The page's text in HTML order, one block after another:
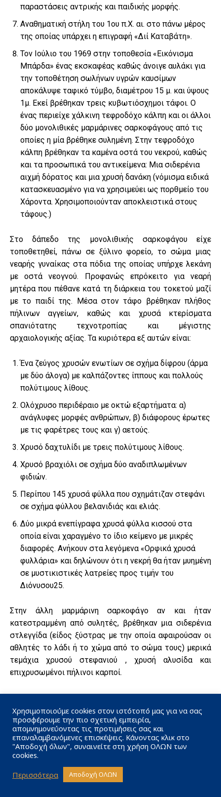
παραστάσεις αντρικής και παιδικής μορφής.
Αναθηματική στήλη του 1ου π.Χ. αι. στο πάνω μέρος
της οποίας υπάρχει η επιγραφή «Διί Καταβάτη».
Τον Ιούλιο του 1969 στην τοποθεσία «Εικόνισμα
Μπάρδα» ένας εκσκαφέας καθώς άνοιγε αυλάκι για
την τοποθέτηση σωλήνων υγρών καυσίμων
αποκάλυψε ταφικό τύμβο, διαμέτρου 15 μ. και ύψους
1μ. Εκεί βρέθηκαν τρεις κυβωτιόσχημοι τάφοι. Ο
ένας περιείχε χάλκινη τεφροδόχο κάλπη και οι άλλοι
δύο μονολιθικές μαρμάρινες σαρκοφάγους από τις
οποίες η μία βρέθηκε συλημένη. Στην τεφροδόχο
κάλπη βρέθηκαν τα καμένα οστά του νεκρού, καθώς
και τα προσωπικά του αντικείμενα: Μια σιδερένια
αιχμή δόρατος και μια χρυσή δανάκη (νόμισμα ειδικά
κατασκευασμένο για να χρησιμεύει ως πορθμείο του
Χάροντα. Χρησιμοποιούνταν αποκλειστικά στους
τάφους.)
Στο δάπεδο της μονολιθικής σαρκοφάγου είχε
τοποθετηθεί, πάνω σε ξύλινο φορείο, το σώμα μιας
νεαρής γυναίκας στα πόδια της οποίας υπήρχε λεκάνη
με οστά νεογνού. Προφανώς επρόκειτο για νεαρή
μητέρα που πέθανε κατά τη διάρκεια του τοκετού μαζί
με το παιδί της. Μέσα στον τάφο βρέθηκαν πλήθος
πήλινων αγγείων, καθώς και χρυσά κτερίσματα
σπανιότατης τεχνοτροπίας και μέγιστης
αρχαιολογικής αξίας. Τα κυριότερα εξ αυτών είναι:
Ένα ζεύγος χρυσών ενωτίων σε σχήμα δίφρου (άρμα
με δύο άλογα) με καλπάζοντες ίππους και πολλούς
πολύτιμους λίθους.
Ολόχρυσο περιδέραιο με οκτώ εξαρτήματα: α)
ανάγλυφες μορφές ανθρώπων, β) διάφορους έρωτες
με τις φαρέτρες τους και γ) αετούς.
Χρυσό δαχτυλίδι με τρεις πολύτιμους λίθους.
Χρυσό βραχιόλι σε σχήμα δύο αναδιπλωμένων
φιδιών.
Περίπου 145 χρυσά φύλλα που σχημάτιζαν στεφάνι
σε σχήμα φύλλου βελανιδιάς και ελιάς.
Δύο μικρά ενεπίγραφα χρυσά φύλλα κισσού στα
οποία είναι χαραγμένο το ίδιο κείμενο με μικρές
διαφορές. Ανήκουν στα λεγόμενα «Ορφικά χρυσά
φυλλάρια» και δηλώνουν ότι η νεκρή θα ήταν μυημένη
σε μυστικιστικές λατρείες προς τιμήν του
Διόνυσου25.
Στην άλλη μαρμάρινη σαρκοφάγο αν και ήταν
κατεστραμμένη από συλητές, βρέθηκαν μια σιδερένια
στλεγγίδα (είδος ξύστρας με την οποία αφαιρούσαν οι
αθλητές το λάδι ή το χώμα από το σώμα τους) μερικά
τεμάχια χρυσού στεφανιού , χρυσή αλυσίδα και
επιχρυσωμένοι πήλινοι καρποί.
Το καλοκαίρι του 1985, σε άλλον τάφο, στην περιοχή
«Μαγούλα» βρέθηκαν χρυσά κτερίσματα μεγάλης
αρχαιολογικής αξίας.
Το μεσαιωνικό Γαρδίκι (ή
Χρησιμοποιούμε cookies στον ιστότοπό μας για να σας
προσφέρουμε την πιο σχετική εμπειρία,
απομνημονεύοντας τις προτιμήσεις σας και
επαναλαμβανόμενες επισκέψεις. Κάνοντας κλικ στο
"Αποδοχή όλων", συναινείτε στη χρήση ΟΛΩΝ των
cookies.
Περισσότερα
Αποδοχή ΟΛΩΝ